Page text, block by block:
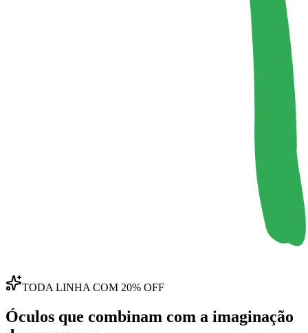
TODA LINHA COM 20% OFF
Óculos que combinam com a imaginação